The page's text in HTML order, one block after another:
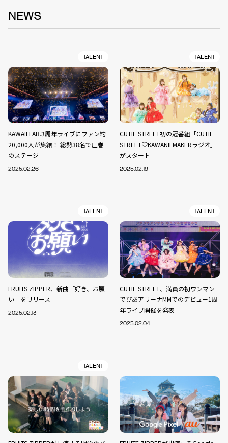
NEWS
TALENT
KAWAII LAB.3周年ライブにファン約
20,000人が集結！ 総勢38名で圧巻
のステージ
2025.02.26
TALENT
CUTIE STREET初の冠番組「CUTIE
STREET♡KAWANII MAKERラジオ」
がスタート
2025.02.19
TALENT
FRUITS ZIPPER、新曲「好き、お願
い」をリリース
2025.02.13
TALENT
CUTIE STREET、満員の初ワンマン
でぴあアリーナMMでのデビュー1周
年ライブ開催を発表
2025.02.04
TALENT